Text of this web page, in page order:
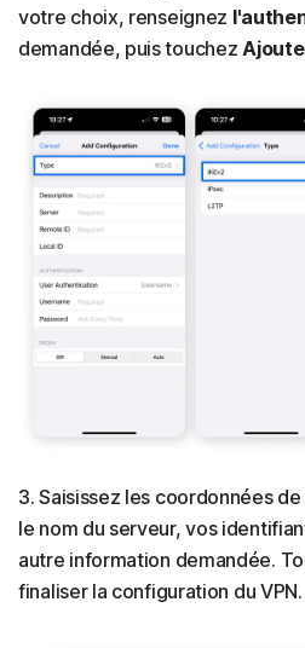
votre choix, renseignez
demandée, puis touchez
3. Saisissez les coordonnées
le nom du serveur, vos
autre information demandée.
finaliser la configuration du VPN.